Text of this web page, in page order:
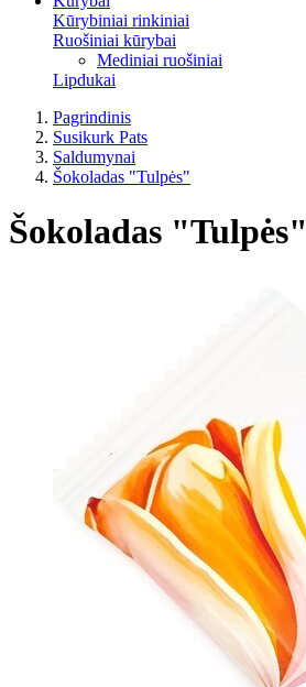
Kūrybiniai rinkiniai
Ruošiniai kūrybai
Mediniai ruošiniai
Lipdukai
Pagrindinis
Susikurk Pats
Saldumynai
Šokoladas "Tulpės"
Šokoladas "Tulpės"